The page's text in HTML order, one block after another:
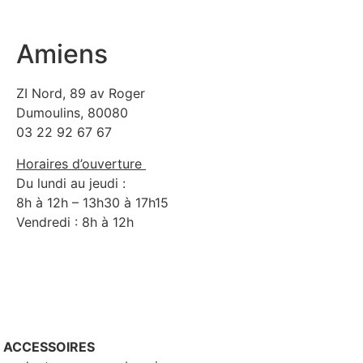
Amiens
ZI Nord, 89 av Roger
Dumoulins, 80080
03 22 92 67 67
Horaires d’ouverture
Du lundi au jeudi :
8h à 12h – 13h30 à 17h15
Vendredi : 8h à 12h
ACCESSOIRES